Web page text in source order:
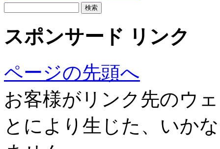
スポンサード リンク
ページの先頭へ
お客様がリンク先のウ
とにより生じた、いか